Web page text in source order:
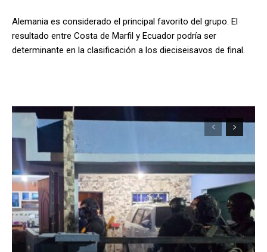
Alemania es considerado el principal favorito del grupo. El
resultado entre Costa de Marfil y Ecuador podría ser
determinante en la clasificación a los dieciseisavos de final.